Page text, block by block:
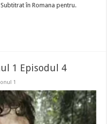
în Romana pentru.
1 Episodul 4
1